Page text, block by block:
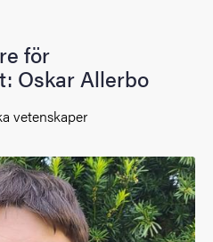
för
Oskar Allerbo
vetenskaper